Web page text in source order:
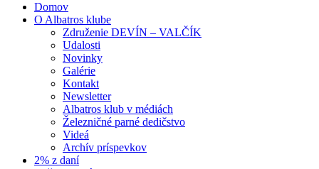
Domov
O Albatros klube
Združenie DEVÍN – VALČÍK
Udalosti
Novinky
Galérie
Kontakt
Newsletter
Albatros klub v médiách
Železničné parné dedičstvo
Videá
Archív príspevkov
2% z daní